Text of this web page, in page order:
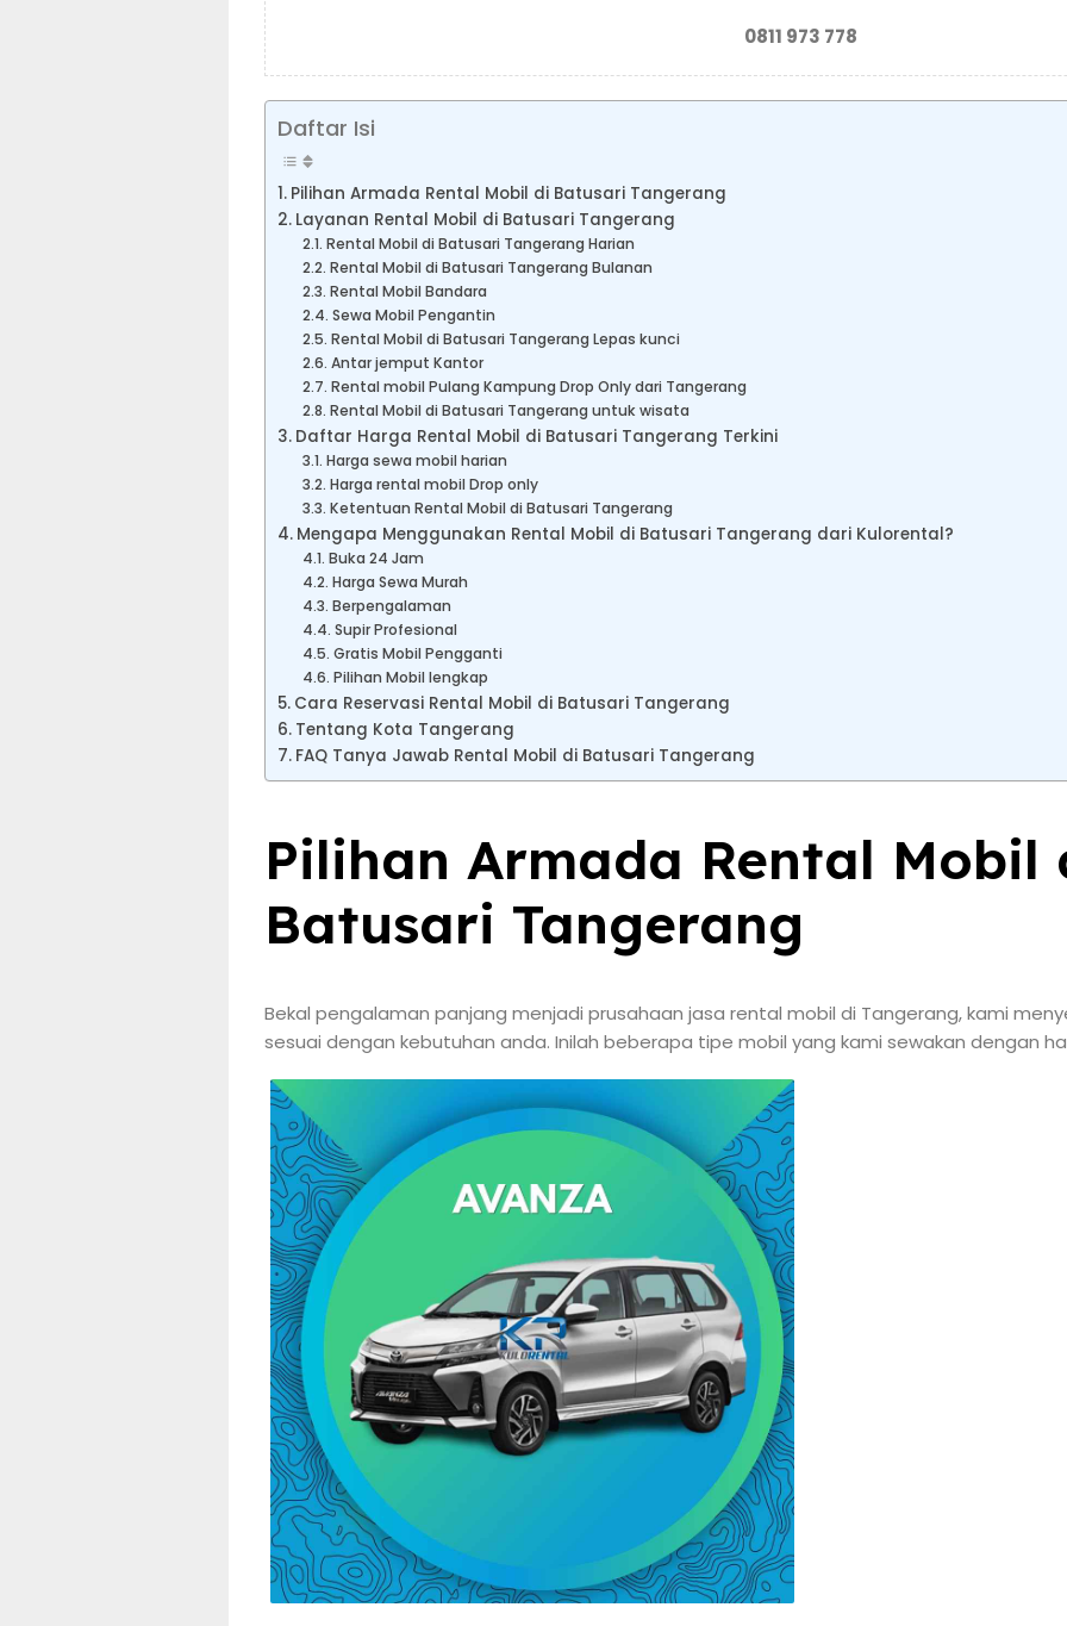
0811 973 778
Daftar Isi
Pilihan Armada Rental Mobil di Batusari Tangerang
Layanan Rental Mobil di Batusari Tangerang
Rental Mobil di Batusari Tangerang Harian
Rental Mobil di Batusari Tangerang Bulanan
Rental Mobil Bandara
Sewa Mobil Pengantin
Rental Mobil di Batusari Tangerang Lepas kunci
Antar jemput Kantor
Rental mobil Pulang Kampung Drop Only dari Tangerang
Rental Mobil di Batusari Tangerang untuk wisata
Daftar Harga Rental Mobil di Batusari Tangerang Terkini
Harga sewa mobil harian
Harga rental mobil Drop only
Ketentuan Rental Mobil di Batusari Tangerang
Mengapa Menggunakan Rental Mobil di Batusari Tangerang dari Kulorental?
Buka 24 Jam
Harga Sewa Murah
Berpengalaman
Supir Profesional
Gratis Mobil Pengganti
Pilihan Mobil lengkap
Cara Reservasi Rental Mobil di Batusari Tangerang
Tentang Kota Tangerang
FAQ Tanya Jawab Rental Mobil di Batusari Tangerang
Pilihan Armada Rental Mobil
Batusari Tangerang
Bekal pengalaman panjang menjadi prusahaan jasa rental mobil di Tangerang, kami
sesuai dengan kebutuhan anda. Inilah beberapa tipe mobil yang kami sewakan dengan